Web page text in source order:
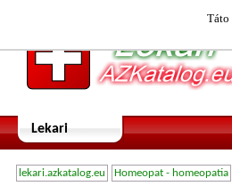
Táto
Lekari
lekari.azkatalog.eu Homeopat - homeopatia